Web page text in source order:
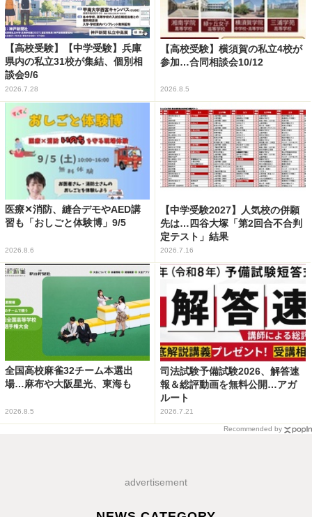
【高校受験】【中学受験】兵庫
県内の私立31校が集結、個別相
談会9/6
2026.7.28
【高校受験】横須賀の私立4校が
参加…合同相談会10/12
2026.8.5
医療✕消防、縫合デモやAED講
習も「おしごと体験博」9/5
2026.8.6
【中学受験2027】人気校の併願
先は…四谷大塚「第2回合不合判
定テスト」結果
2026.7.16
全国高校麻雀32チーム本選出
場…麻布や大阪星光、東海も
2026.8.5
司法試験予備試験2026、解答速
報＆総評動画を無料公開…アガ
ルート
2026.7.21
Recommended by
advertisement